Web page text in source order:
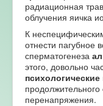
радиационная
облучения яичка
К
отнести пагубное
сперматогенеза
этого, довольно
перенапряжения.